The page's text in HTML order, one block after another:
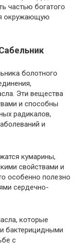
частью богатого
окружающую
болотного
Эти вещества
и способны
радикалов,
и
кумарины,
свойствами и
особенно полезно
сердечно-
которые
бактерицидными
с